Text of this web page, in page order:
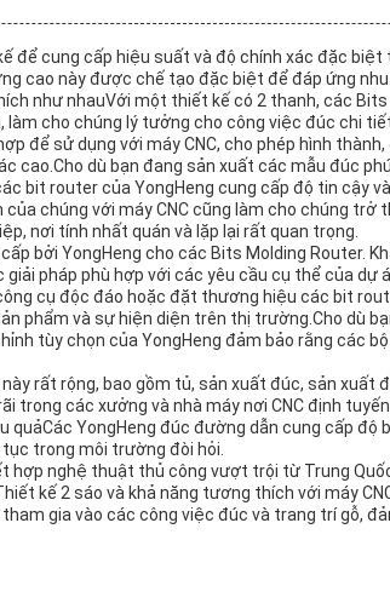
để cung cấp hiệu suất và độ chính xác đặc biệt
cao này được chế tạo đặc biệt để đáp ứng
như nhauVới một thiết kế có 2 thanh, các
làm cho chúng lý tưởng cho công việc đúc chi
để sử dụng với máy CNC, cho phép hình
cao.Cho dù bạn đang sản xuất các mẫu đúc
bit router của YongHeng cung cấp độ tin cậy
chúng với máy CNC cũng làm cho chúng trở
nơi tính nhất quán và lặp lại rất quan trọng.
bởi YongHeng cho các Bits Molding Router.
giải pháp phù hợp với các yêu cầu cụ thể của dự
cụ độc đáo hoặc đặt thương hiệu các bit
phẩm và sự hiện diện trên thị trường.Cho dù
tùy chọn của YongHeng đảm bảo rằng các
rất rộng, bao gồm tủ, sản xuất đúc, sản xuất
trong các xưởng và nhà máy nơi CNC định
quảCác YongHeng đúc đường dẫn cung cấp độ
trong môi trường đòi hỏi.
hợp nghệ thuật thủ công vượt trội từ Trung
kế 2 sáo và khả năng tương thích với máy
gia vào các công việc đúc và trang trí gỗ,